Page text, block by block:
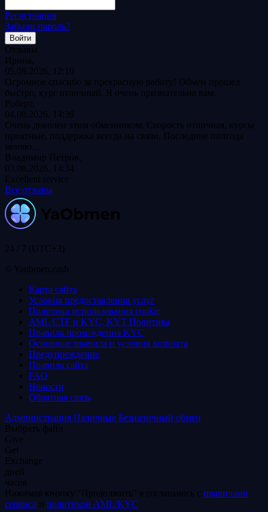
Регистрация
Забыли пароль?
Отзывы
Ирина,
05.08.2026, 12:10
Огромное спасибо за прекрасную работу! Обмен прошел
быстро, курс отличный. Я очень признательна вам.
Роберт,
04.08.2026, 14:39
Очень доволен этим обменником. Скорость отличная, курсы
приятные, поддержка всегда на связи. Последние полгода
меняю…
Владимир Петров,
03.08.2026, 14:34
Excellent service
Все отзывы
24 / 7 (UTC+3)
© Yaobmen.cash
Карта сайта
Условия предоставления услуг
Политика использования coоkie
AML/CTF и KYC, KYT Политика
Правила прохождения KYC
Основные правила и условия возврата
Предупреждение
Правила сайта
FAQ
Новости
Обратная связь
Администрация Наличные Безналичный обмен
Выбрать файл
Give
Get
Exchange
дней
часов
Нажимая кнопку "Продолжить" я соглашаюсь с правилами
сервиса и политикой AML/KYC